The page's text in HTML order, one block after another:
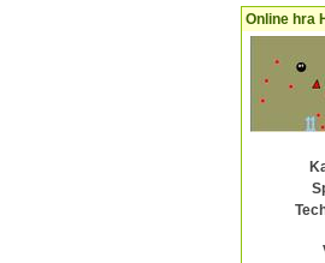
Online hra